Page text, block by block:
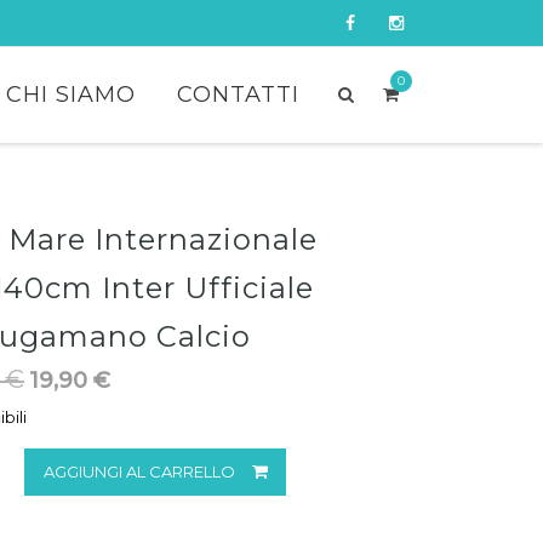
0
CHI SIAMO CONTATTI
Mare Internazionale
Inter Ufficiale
Calcio
€ Il
era:
25,00 €.
19,90 €Il
è:
19,90 €.
AGGIUNGI AL CARRELLO